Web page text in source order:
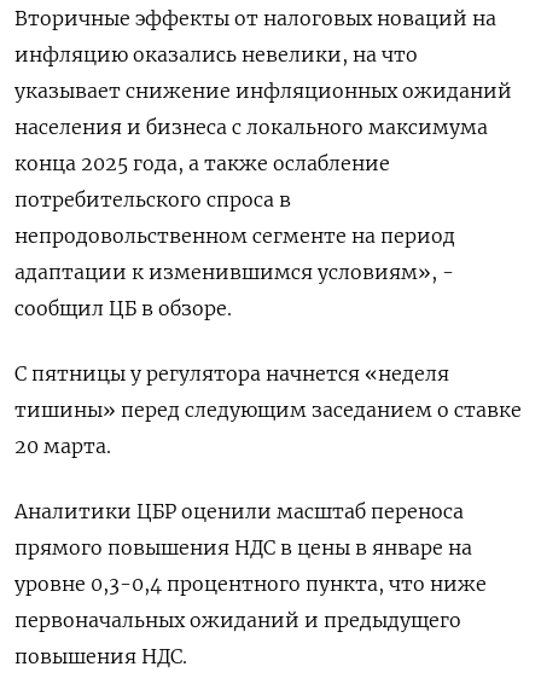
Вторичные эффекты от ‌налоговых новаций на
инфляцию оказались невелики, на что
указывает снижение инфляционных ожиданий
населения ​и бизнеса с локального максимума
конца 2025 года, а ‌также ослабление
потребительского спроса в
непродовольственном сегменте на период
адаптации ​к изменившимся условиям», -
сообщил ЦБ в обзоре.
С пятницы у регулятора ‌начнется «неделя
тишины» перед следующим заседанием о ставке
20 марта.
Аналитики ЦБР оценили масштаб переноса
прямого повышения НДС в цены в ​январе на
уровне ​0,3-0,4 процентного ‌пункта, что ниже
первоначальных ожиданий и предыдущего
повышения НДС.